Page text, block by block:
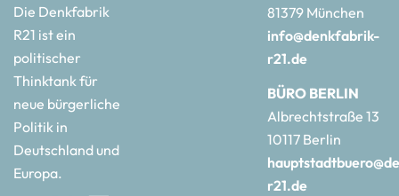
Die Denkfabrik
R21 ist ein
politischer
Thinktank für
neue bürgerliche
Politik in
Deutschland und
Europa.
81379 München
info@denkfabrik-
r21.de
BÜRO BERLIN
Albrechtstraße 13
10117 Berlin
r21.de